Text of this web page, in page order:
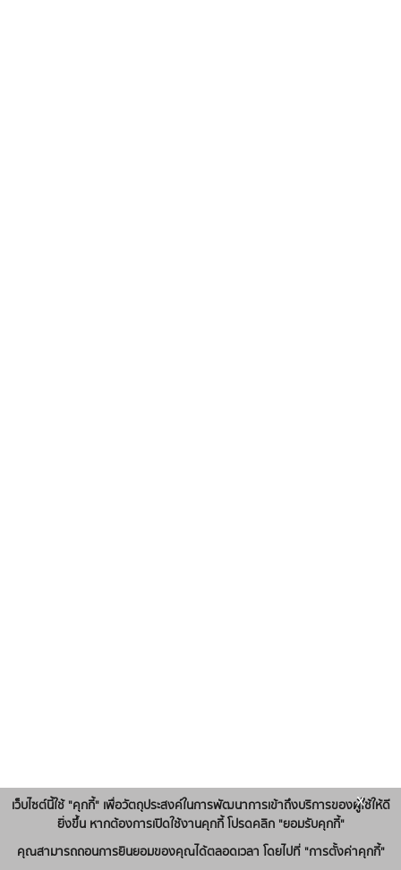
เว็บไซต์นี้ใช้ "คุกกี้" เพื่อวัตถุประสงค์ในการพัฒนาการเข้าถึงบริการของผู้ใช้ให้ดี
ยิ่งขึ้น หากต้องการเปิดใช้งานคุกกี้ โปรดคลิก "ยอมรับคุกกี้"
คุณสามารถถอนการยินยอมของคุณได้ตลอดเวลา โดยไปที่ "การตั้งค่าคุกกี้"
x